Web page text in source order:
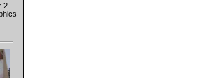
2 -